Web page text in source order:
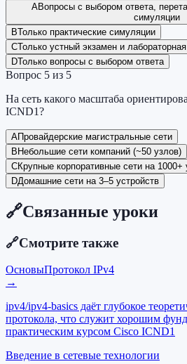
AВопросы с выбором ответа,
симуляции
BТолько практические симуляции
CТолько устный экзамен и
DТолько вопросы с выбором ответа
Вопрос 5 из 5
На сеть какого масштаба
ICND1?
AПровайдерские магистральные сети
B Небольшие сети компаний (~50 узлов)
CКрупные корпоративные сети на 1000+
DДомашние сети на 3–5 устройств
🔗Связанные уроки
🔗Смотрите также
ОсновыПротокол IPv4
→
ipv4/ipv4-basics даёт глубокое
протокола, что служит хорошим
практическим курсом Cisco ICND1
Введение в сетевые технологии